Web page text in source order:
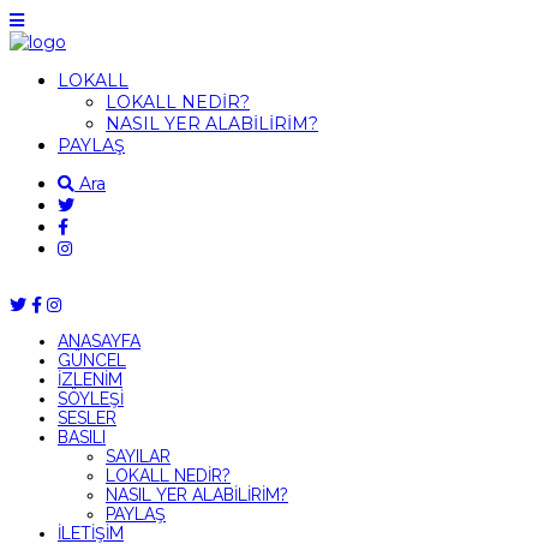
LOKALL
LOKALL NEDİR?
NASIL YER ALABİLİRİM?
PAYLAŞ
Ara
ANASAYFA
GÜNCEL
İZLENİM
SÖYLEŞİ
SESLER
BASILI
SAYILAR
LOKALL NEDİR?
NASIL YER ALABİLİRİM?
PAYLAŞ
İLETİŞİM